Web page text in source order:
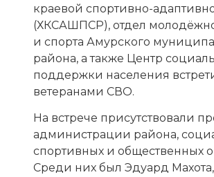
краевой спортивно-
(ХКСАШПСР), отдел
и спорта Амурского
района, а также Центр
поддержки населения
ветеранами СВО.
На встрече присутствовали
администрации района,
спортивных и общественных
Среди них был Эдуард